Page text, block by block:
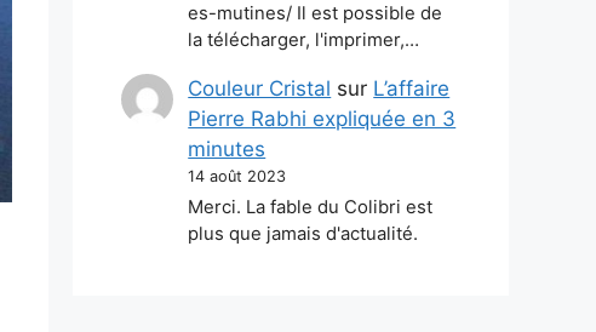
es-mutines/ Il est possible de
la télécharger, l'imprimer,…
Couleur Cristal sur L’affaire
Pierre Rabhi expliquée en 3
minutes
14 août 2023
Merci. La fable du Colibri est
plus que jamais d'actualité.